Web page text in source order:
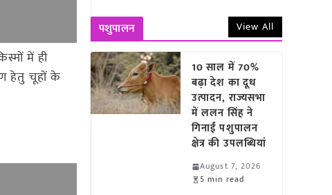
में ही
हेतु चूहों के
पशुपालन View All
10 साल में 70%
बढ़ा देश का दूध
उत्पादन, राज्यसभा
में ललन सिंह ने
गिनाईं पशुपालन
क्षेत्र की उपलब्धियां
August 7, 2026
5 min read